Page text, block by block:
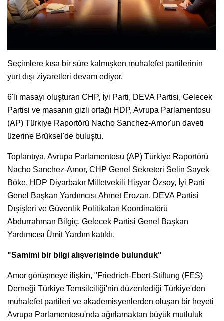
Seçimlere kısa bir süre kalmışken muhalefet partilerinin
yurt dışı ziyaretleri devam ediyor.
6'lı masayı oluşturan CHP, İyi Parti, DEVA Partisi, Gelecek
Partisi ve masanın gizli ortağı HDP, Avrupa Parlamentosu
(AP) Türkiye Raportörü Nacho Sanchez-Amor'un daveti
üzerine Brüksel'de buluştu.
Toplantıya, Avrupa Parlamentosu (AP) Türkiye Raportörü
Nacho Sanchez-Amor, CHP Genel Sekreteri Selin Sayek
Böke, HDP Diyarbakır Milletvekili Hişyar Özsoy, İyi Parti
Genel Başkan Yardımcısı Ahmet Erozan, DEVA Partisi
Dışişleri ve Güvenlik Politikaları Koordinatörü
Abdurrahman Bilgiç, Gelecek Partisi Genel Başkan
Yardımcısı Ümit Yardım katıldı.
"Samimi bir bilgi alışverişinde bulunduk"
Amor görüşmeye ilişkin, "Friedrich-Ebert-Stiftung (FES)
Derneği Türkiye Temsilciliği'nin düzenlediği Türkiye'den
muhalefet partileri ve akademisyenlerden oluşan bir heyeti
Avrupa Parlamentosu'nda ağırlamaktan büyük mutluluk